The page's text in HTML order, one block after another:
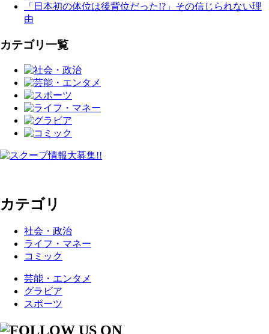
「日本初の体位は後背位だった!?」その信じられない理
由
カテゴリ一覧
カテゴリ
社会・政治
ライフ・マネー
コミック
芸能・エンタメ
グラビア
スポーツ